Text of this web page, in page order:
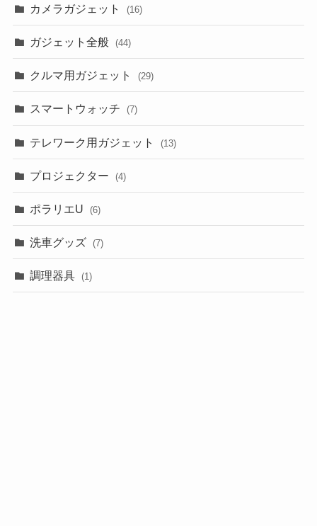
カメラガジェット (16)
ガジェット全般 (44)
クルマ用ガジェット (29)
スマートウォッチ (7)
テレワーク用ガジェット (13)
プロジェクター (4)
ポラリエU (6)
洗車グッズ (7)
調理器具 (1)